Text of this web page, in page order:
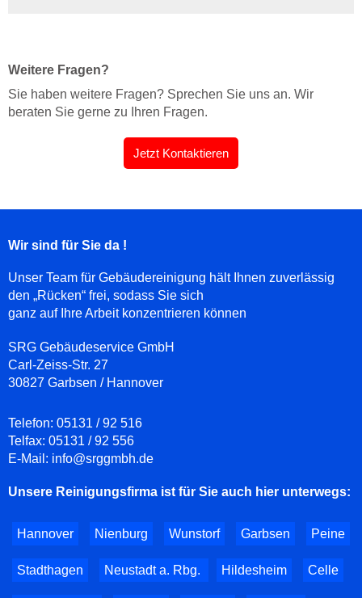
Weitere Fragen?
Sie haben weitere Fragen? Sprechen Sie uns an. Wir
beraten Sie gerne zu Ihren Fragen.
Jetzt Kontaktieren
Wir sind für Sie da !
Unser Team für Gebäudereinigung hält Ihnen zuverlässig
den „Rücken“ frei, sodass Sie sich
ganz auf Ihre Arbeit konzentrieren können
SRG Gebäudeservice GmbH
Carl-Zeiss-Str. 27
30827 Garbsen / Hannover
Telefon: 05131 / 92 516
Telfax: 05131 / 92 556
E-Mail: info@srggmbh.de
Unsere Reinigungsfirma ist für Sie auch hier unterwegs:
Hannover Nienburg Wunstorf Garbsen Peine
Stadthagen Neustadt a. Rbg. Hildesheim Celle